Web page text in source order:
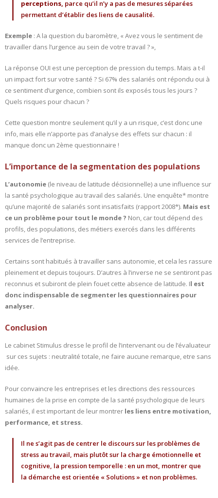
perceptions, parce qu’il n’y a pas de mesures séparées
permettant d’établir des liens de causalité.
Exemple : A la question du baromètre, « Avez vous le sentiment de
travailler dans l’urgence au sein de votre travail ? »,
La réponse OUI est une perception de pression du temps. Mais a t-il
un impact fort sur votre santé ? Si 67% des salariés ont répondu oui à
ce sentiment d’urgence, combien sont ils exposés tous les jours ?
Quels risques pour chacun ?
Cette question montre seulement qu’il y a un risque, c’est donc une
info, mais elle n’apporte pas d’analyse des effets sur chacun : il
manque donc un 2ème questionnaire !
L’importance de la segmentation des populations
L’autonomie (le niveau de latitude décisionnelle) a une influence sur
la santé psychologique au travail des salariés. Une enquête* montre
qu’une majorité de salariés sont insatisfaits (rapport 2008*). Mais est
ce un problème pour tout le monde ? Non, car tout dépend des
profils, des populations, des métiers exercés dans les différents
services de l’entreprise.
Certains sont habitués à travailler sans autonomie, et cela les rassure
pleinement et depuis toujours. D’autres à l’inverse ne se sentiront pas
reconnus et subiront de plein fouet cette absence de latitude. Il est
donc indispensable de segmenter les questionnaires pour
analyser.
Conclusion
Le cabinet Stimulus dresse le profil de l’intervenant ou de l’évaluateur
sur ces sujets : neutralité totale, ne faire aucune remarque, etre sans
idée.
Pour convaincre les entreprises et les directions des ressources
humaines de la prise en compte de la santé psychologique de leurs
salariés, il est important de leur montrer les liens entre motivation,
performance, et stress.
Il ne s’agit pas de centrer le discours sur les problèmes de
stress au travail, mais plutôt sur la charge émotionnelle et
cognitive, la pression temporelle : en un mot, montrer que
la démarche est orientée « Solutions » et non problèmes.